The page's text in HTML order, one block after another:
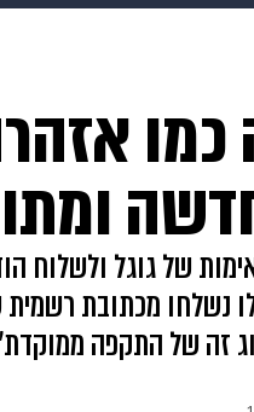
משפט תשעה חודשים
של גוגל ולשלוח
נשלחו מכתובת
זה של התקפה